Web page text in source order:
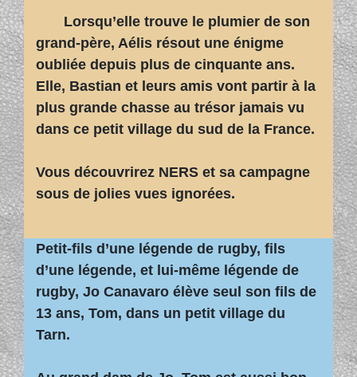
Lorsqu’elle trouve le plumier de son
grand-père, Aélis résout une énigme
oubliée depuis plus de cinquante ans.
Elle, Bastian et leurs amis vont partir à la
plus grande chasse au trésor jamais vu
dans ce petit village du sud de la France.
Vous découvrirez NERS et sa campagne
sous de jolies vues ignorées.
Petit-fils d’une légende de rugby, fils
d’une légende, et lui-même légende de
rugby, Jo Canavaro élève seul son fils de
13 ans, Tom, dans un petit village du
Tarn.